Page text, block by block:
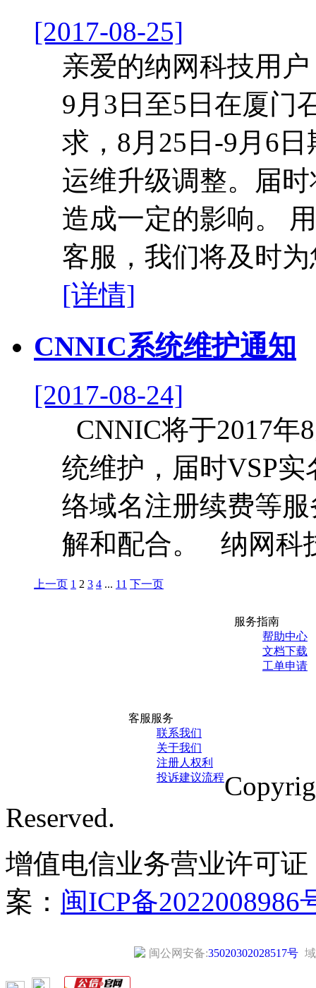
[2017-08-25]
亲爱的纳网科技用
9月3日至5日在厦门
求，8月25日-9月6
运维升级调整。届
造成一定的影响。
客服，我们将及时
[详情]
CNNIC系统维护通知
[2017-08-24]
CNNIC将于2017年
统维护，届时VSP实
络域名注册续费等
解和配合。 纳网科
上一页 1 2 3 4 ... 11 下一页
服务指南
帮助中心
文档下载
工单申请
客服服务
联系我们
关于我们
注册人权利
投诉建议流程
Reserved.
增值电信业务营业许可证
案： 闽ICP备2022008986
闽公网安备:35020302028517号